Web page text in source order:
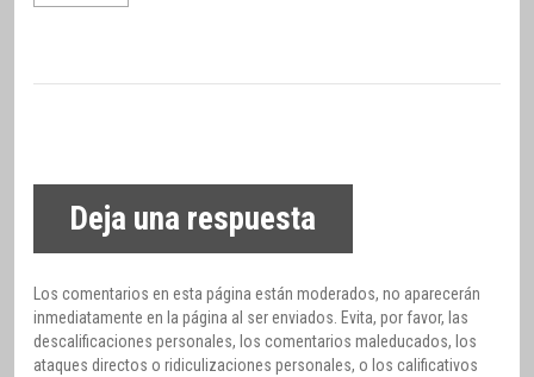
Deja una respuesta
Los comentarios en esta página están moderados, no aparecerán
inmediatamente en la página al ser enviados. Evita, por favor, las
descalificaciones personales, los comentarios maleducados, los
ataques directos o ridiculizaciones personales, o los calificativos